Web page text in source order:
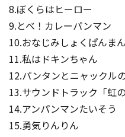
8.ぼくらはヒーロー
9.とべ！カレーパンマン
10.おなじみしょくぱんまん
11.私はドキンちゃん
12.パンタンとニャックル
13.サウンドトラック「虹
14.アンパンマンたいそう
15.勇気りんりん